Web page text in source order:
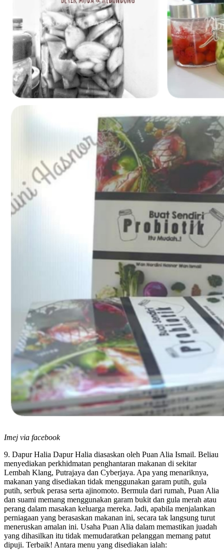
Imej via facebook
9. Dapur Halia Dapur Halia diasaskan oleh Puan Alia Ismail. Beliau
menyediakan perkhidmatan penghantaran makanan di sekitar
Lembah Klang, Putrajaya dan Cyberjaya. Apa yang menariknya,
makanan yang disediakan tidak menggunakan garam putih, gula
putih, serbuk perasa serta ajinomoto. Bermula dari rumah, Puan Alia
dan suami memang menggunakan garam bukit dan gula merah atau
perang dalam masakan keluarga mereka. Jadi, apabila menjalankan
perniagaan yang berasaskan makanan ini, secara tak langsung turut
meneruskan amalan ini. Usaha Puan Alia dalam memastikan juadah
yang dihasilkan itu tidak memudaratkan pelanggan memang patut
dipuji. Terbaik! Antara menu yang disediakan ialah: